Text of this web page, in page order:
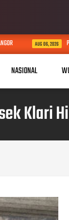
POLRES SUMEDANG IKUTI
NASIONAL
Klari